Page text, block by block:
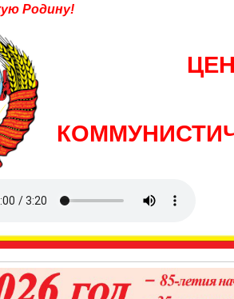
Родину!